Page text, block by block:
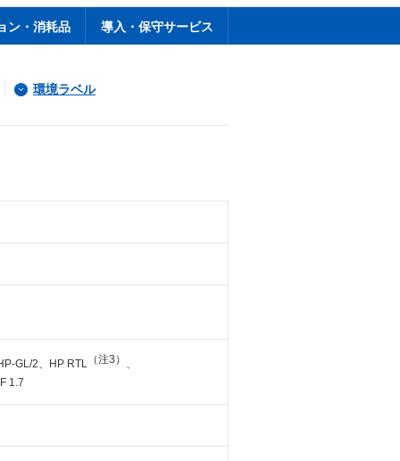
ン・消耗品 導入・保守サービス
環境ラベル
GL/2、HP RTL （注3） 、
1.7